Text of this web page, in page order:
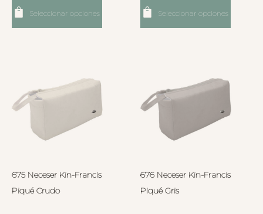
Seleccionar opciones Seleccionar opciones
675 Neceser Kin-Francis
Piqué Crudo
676 Neceser Kin-Francis
Piqué Gris